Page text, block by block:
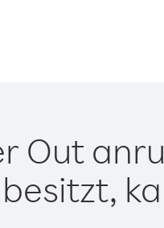
Out